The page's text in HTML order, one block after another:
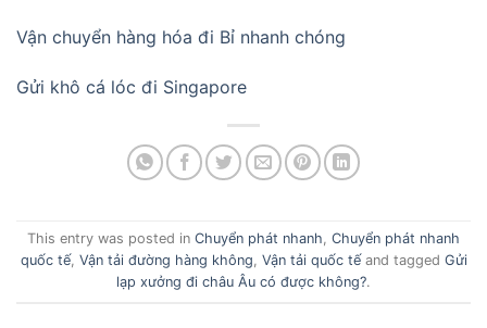
Vận chuyển hàng hóa đi Bỉ nhanh chóng
Gửi khô cá lóc đi Singapore
This entry was posted in Chuyển phát nhanh, Chuyển phát nhanh
quốc tế, Vận tải đường hàng không, Vận tải quốc tếand tagged Gửi
lạp xưởng đi châu Âu có được không?.